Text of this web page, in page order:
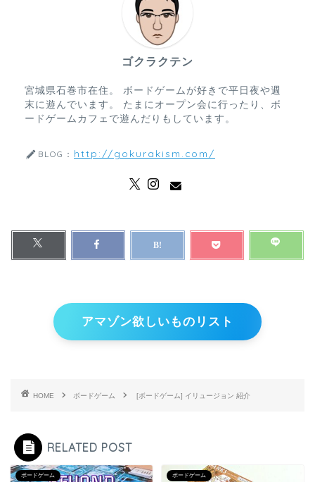
ゴクラクテン
宮城県石巻市在住。 ボードゲームが好きで平日夜や週
末に遊んでいます。 たまにオープン会に行ったり、ボ
ードゲームカフェで遊んだりもしています。
BLOG： http://gokurakism.com/
アマゾン欲しいものリスト
HOME ボードゲーム [ボードゲーム] イリュージョン 紹介
RELATED POST
ボードゲーム ボードゲーム